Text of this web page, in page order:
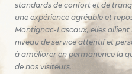
standards de confort et de
une expérience agréable et
Montignac-Lascaux, elles
niveau de service attentif et
à améliorer en permanence la
de nos visiteurs.